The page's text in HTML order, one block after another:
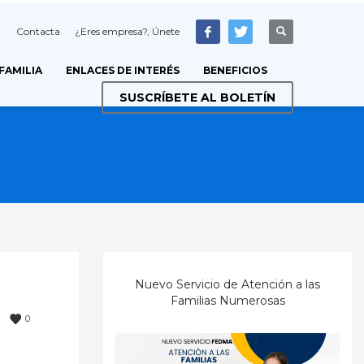
Contacta ¿Eres empresa?, Únete
ENLACES DE INTERÉS BENEFICIOS
SUSCRÍBETE AL BOLETÍN
0
Nuevo Servicio de Atención a las
Familias Numerosas